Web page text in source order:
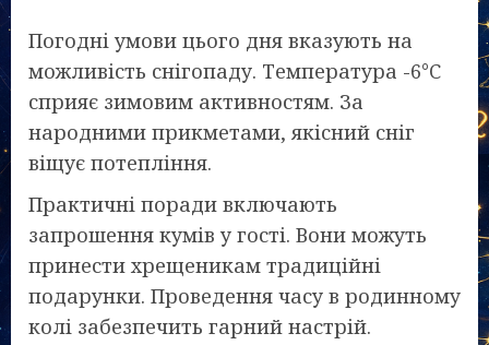
Погодні умови цього дня вказують на
можливість снігопаду. Температура -6°C
сприяє зимовим активностям. За
народними прикметами, якісний сніг
віщує потепління.
Практичні поради включають
запрошення кумів у гості. Вони можуть
принести хрещеникам традиційні
подарунки. Проведення часу в родинному
колі забезпечить гарний настрій.